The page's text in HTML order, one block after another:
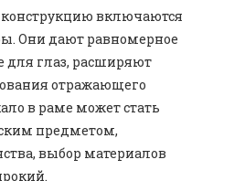
включаются
Они дают равномерное
для глаз, расширяют
отражающего
в раме может стать
предметом,
выбор материалов